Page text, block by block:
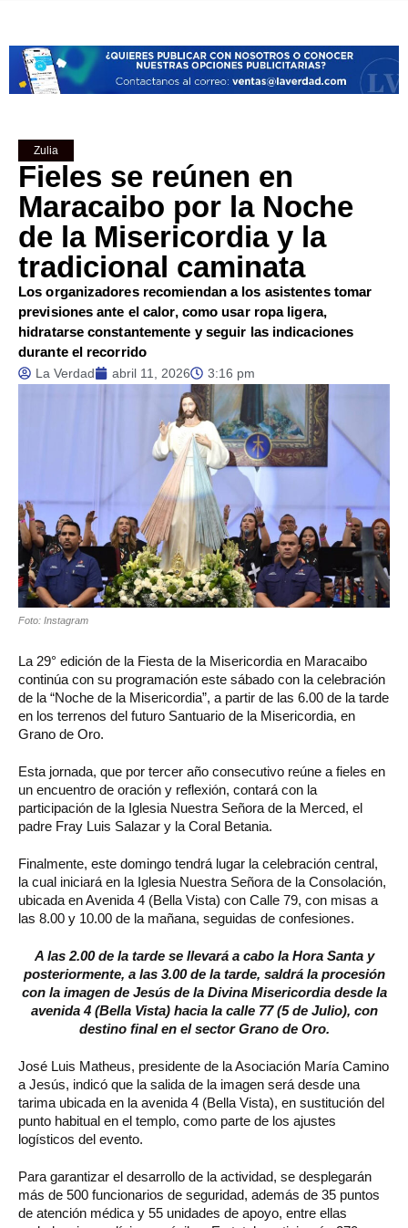
Zulia
Fieles se reúnen en
Maracaibo por la Noche
de la Misericordia y la
tradicional caminata
Los organizadores recomiendan a los asistentes tomar
previsiones ante el calor, como usar ropa ligera,
hidratarse constantemente y seguir las indicaciones
durante el recorrido
La Verdad abril 11, 2026 3:16 pm
Foto: Instagram
La 29° edición de la Fiesta de la Misericordia en Maracaibo
continúa con su programación este sábado con la celebración
de la “Noche de la Misericordia”, a partir de las 6.00 de la tarde
en los terrenos del futuro Santuario de la Misericordia, en
Grano de Oro.
Esta jornada, que por tercer año consecutivo reúne a fieles en
un encuentro de oración y reflexión, contará con la
participación de la Iglesia Nuestra Señora de la Merced, el
padre Fray Luis Salazar y la Coral Betania.
Finalmente, este domingo tendrá lugar la celebración central,
la cual iniciará en la Iglesia Nuestra Señora de la Consolación,
ubicada en Avenida 4 (Bella Vista) con Calle 79, con misas a
las 8.00 y 10.00 de la mañana, seguidas de confesiones.
A las 2.00 de la tarde se llevará a cabo la Hora Santa y
posteriormente, a las 3.00 de la tarde, saldrá la procesión
con la imagen de Jesús de la Divina Misericordia desde la
avenida 4 (Bella Vista) hacia la calle 77 (5 de Julio), con
destino final en el sector Grano de Oro.
José Luis Matheus, presidente de la Asociación María Camino
a Jesús, indicó que la salida de la imagen será desde una
tarima ubicada en la avenida 4 (Bella Vista), en sustitución del
punto habitual en el templo, como parte de los ajustes
logísticos del evento.
Para garantizar el desarrollo de la actividad, se desplegarán
más de 500 funcionarios de seguridad, además de 35 puntos
de atención médica y 55 unidades de apoyo, entre ellas